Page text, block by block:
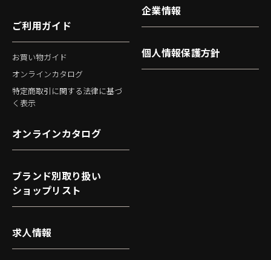
ご利用ガイド
お買い物ガイド
オンラインカタログ
特定商取引に関する法律に基づ
く表示
企業情報
個人情報保護方針
オンラインカタログ
ブランド別取り扱い
ショップリスト
求人情報